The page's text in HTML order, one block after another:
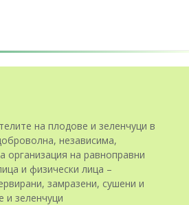
на плодове и зеленчуци в
независима,
организация на равноправни
и физически лица –
замразени, сушени и
и зеленчуци